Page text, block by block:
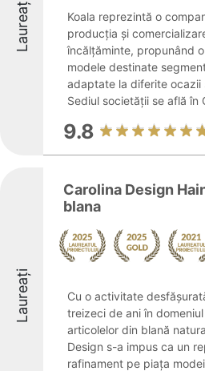
Laureați
Koala reprezintă o
producția și
încălțăminte, propunând
modele destinate
adaptate la diferite ocazii
Sediul societății se află în
9.8
Laureați
Carolina Design
blana
Cu o activitate
treizeci de ani în
articolelor din blană
Design s-a impus ca un
rafinament pe piața